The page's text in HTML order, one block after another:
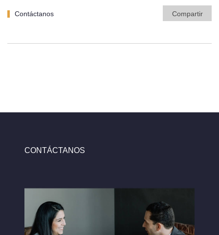
Contáctanos Compartir
CONTÁCTANOS